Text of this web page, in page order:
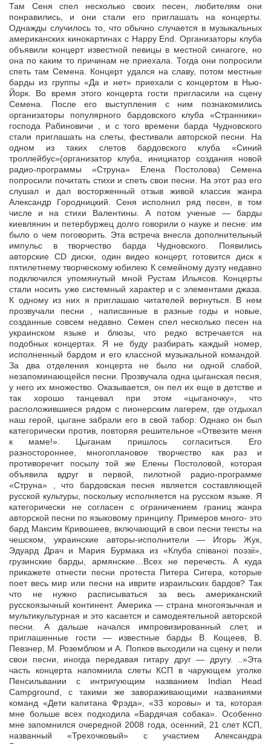
Там Сеня спел несколько своих песен, любителям они
понравились, и они стали его приглашать на концерты.
Однажды случилось то, что обычно случается в музыкальных
американских кинокартинах с Happy Еnd. Организаторы клуба
объявили концерт известной певицы в местной синагоге, но
она по каким то причинам не приехала. Тогда они попросили
спеть там Семена. Концерт удался на славу, потом местные
барды из группы «Да и нет» приехали с концертом в Нью-
Йорк. Во время этого концерта гости пригласили на сцену
Семена. После его выступления с ним познакомились
организаторы популярного бардовского клуба «Странники»
господа Рабиновичи , и с того времени барда Чудновского
стали приглашать на слеты, фестивали авторской песни. На
одном из таких слетов бардовского клуба «Синий
троллейбус»(организатор клуба, инициатор создания новой
радио-программы «Струна» Елена Постолова) Семена
попросили почитать стихи и спеть свои песни. На этот раз его
слушал и дал восторженный отзыв живой классик жанра
Александр Городницкий. Сеня исполнил ряд песен, в том
числе и на стихи Валентины. А потом ученые — барды
киевлянин и петербуржец долго говорили о науке и песне: им
было о чем поговорить. Эта встреча внесла дополнительный
импульс в творчество барда Чудновского. Появились
авторские CD диски, один видео концерт, готовится диск к
пятилетнему творческому юбилею К семейному дуэту недавно
подключился упомянутый мной Рустам Ильясов. Концерты
стали носить уже системный характер и с элементами джаза.
К одному из них я приглашаю читателей вернуться. В нем
прозвучали песни , написанные в разные годы и новые,
созданные совсем недавно. Семен спел несколько песен на
украинском языке и блюзы, что редко встречается на
подобных концертах. Я не буду разбирать каждый номер,
исполненный бардом и его классной музыкальной командой.
За два отделения концерта не было ни одной слабой,
незапоминающейся песни. Прозвучала одна цыганская песня,
у него их множество. Оказывается, он пел их еще в детстве и
так хорошо танцевал при этом «цыганочку», что
расположившиеся рядом с пионерским лагерем, где отдыхал
наш герой, цыгане забрали его в свой табор. Однако он был
категорически против, повторяя решительное «Отвезите меня
к маме!». Цыганам пришлось согласиться. Его
разностороннее, многоплановое творчество как раз и
противоречит посылу той же Елены Постоловой, которая
объявила вдруг в первой, пилотной радио-программе
«Струна» , что бардовская песня является составляющей
русской культуры, поскольку исполняется на русском языке. Я
категорически не согласен с ограничением границ жанра
авторской песни по языковому принципу. Примеров много- это
бард Максим Кривошеев, включающий в свои песни тексты на
чешском, украинские авторы-исполнители — Игорь Жук,
Эдуард Драч и Мария Бурмака из «Клуба спiваноi поэзii»,
грузинские барды, армянские…Всех не перечесть. А куда
прикажете отнести песни протеста Питера Сигера, которые
поет весь мир или песни на иврите израильских бардов? Так
что не нужно расписываться за весь американский
русскоязычный континент. Америка — страна многоязычная и
мультикультурная и это касается и самодеятельной авторской
песни. А дальше начался импровизированный слет, и
приглашенные гости — известные барды В. Кощеев, В.
Певзнер, М. Роземблюм и А. Попков выходили на сцену и пели
свои песни, иногда передавая гитару друг — другу. ..»Эта
часть концерта напомнила слеты КСП в чарующем уголке
Пенсильвании с интригующим названием Indian Head
Campground, с такими же завораживающими названиями
команд «Дети капитана Фрэда», «33 коровы» и та, которая
мне больше всех подходила «Бардячая собака». Особенно
мне запомнился очередной 2008 года, осенний, 21 слет КСП,
названный «Трехочковый» с участием Александра